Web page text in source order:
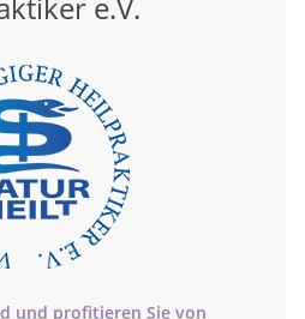
und profitieren Sie von